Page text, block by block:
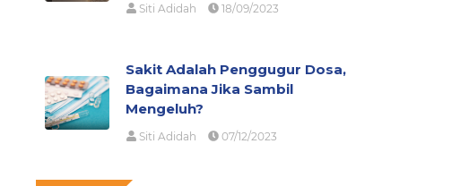
Siti Adidah 18/09/2023
Sakit Adalah Penggugur Dosa,
Bagaimana Jika Sambil
Mengeluh?
Siti Adidah 07/12/2023